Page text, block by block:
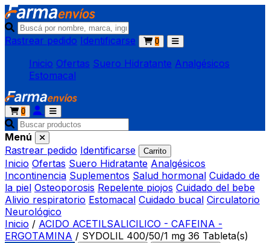
Rastrear pedido Identificarse 0
Inicio Ofertas Suero Hidratante Analgésicos
Estomacal
0
Menú
Rastrear pedido Identificarse Carrito
Inicio Ofertas Suero Hidratante Analgésicos
Incontinencia Suplementos Salud hormonal Cuidado de
la piel Osteoporosis Repelente piojos Cuidado del bebe
Alivio respiratorio Estomacal Cuidado bucal Circulatorio
Neurológico
Inicio / ACIDO ACETILSALICILICO - CAFEINA -
ERGOTAMINA / SYDOLIL 400/50/1 mg 36 Tableta(s)